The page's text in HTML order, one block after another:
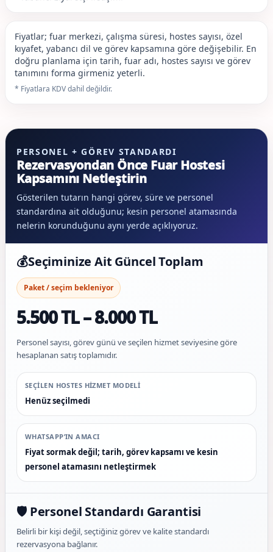
Fiyatlar; fuar merkezi, çalışma süresi, hostes sayısı, özel
kıyafet, yabancı dil ve görev kapsamına göre değişebilir. En
doğru planlama için tarih, fuar adı, hostes sayısı ve görev
tanımını forma girmeniz yeterli.
* Fiyatlara KDV dahil değildir.
PERSONEL + GÖREV STANDARDI
Rezervasyondan Önce Fuar Hostesi
Kapsamını Netleştirin
Gösterilen tutarın hangi görev, süre ve personel
standardına ait olduğunu; kesin personel atamasında
nelerin korunduğunu aynı yerde açıklıyoruz.
💰Seçiminize Ait Güncel Toplam
Paket / seçim bekleniyor
5.500 TL – 8.000 TL
Personel sayısı, görev günü ve seçilen hizmet seviyesine göre
hesaplanan satış toplamıdır.
SEÇILEN HOSTES HIZMET MODELI
Henüz seçilmedi
WHATSAPP’IN AMACI
Fiyat sormak değil; tarih, görev kapsamı ve kesin
personel atamasını netleştirmek
🛡️ Personel Standardı Garantisi
Belirli bir kişi değil, seçtiğiniz görev ve kalite standardı
rezervasyona bağlanır.